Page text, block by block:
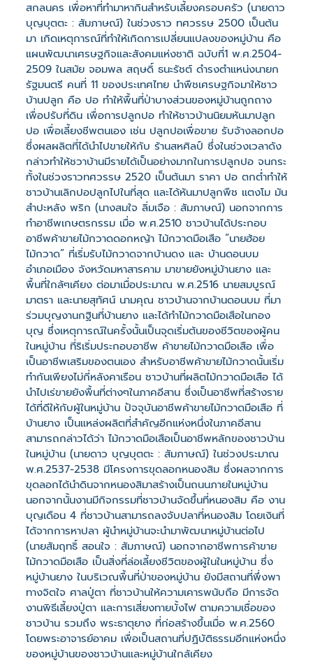
สกลนคร เพื่อหาที่ทำมาหากินสำหรับเลี้ยงครอบครัว (นายดาว
บุญบุตตะ : สัมภาษณ์) ในช่วงราว ทศวรรษ 2500 เป็นต้น
มา เกิดเหตุการณ์ที่ทำให้เกิดการเปลี่ยนแปลงของหมู่บ้าน คือ
แผนพัฒนาเศรษฐกิจและสังคมแห่งชาติ ฉบับที่1 พ.ศ.2504-
2509 ในสมัย จอมพล สฤษดิ์ ธนะรัชต์ ดำรงตำแหน่งนายก
รัฐมนตรี คนที่ 11 ของประเทศไทย นำพืชเศรษฐกิจมาให้ชาว
บ้านปลูก คือ ปอ ทำให้พื้นที่ป่าบางส่วนของหมู่บ้านถูกถาง
เพื่อปรับที่ดิน เพื่อการปลูกปอ ทำให้ชาวบ้านนิยมหันมาปลูก
ปอ เพื่อเลี้ยงชีพตนเอง เช่น ปลูกปอเพื่อขาย รับจ้างลอกปอ
ซึ่งผลผลิตที่ได้นำไปขายให้กับ ร้านสหศิลป์ ซึ่งในช่วงเวลาดัง
กล่าวทำให้ชวาบ้านมีรายได้เป็นอย่างมากในการปลูกปอ จนกระ
ทั้งในช่วงราวทศวรรษ 2520 เป็นต้นมา ราคา ปอ ตกต่ำทำให้
ชาวบ้านเลิกปอปลูกไปในที่สุด และได้หันมาปลูกพืช แตงโม มัน
สำปะหลัง พริก (นางสมใจ ลิ่มเจือ : สัมภาษณ์) นอกจากการ
ทำอาชีพเกษตรกรรม เมื่อ พ.ศ.2510 ชาวบ้านได้ประกอบ
อาชีพค้าขายไม้กวาดดอกหญ้า ไม้กวาดมือเสือ “นายฮ้อย
ไม้กวาด” ที่เริ่มรับไม้กวาดจากบ้านดง และ บ้านดอนบม
อำเภอเมือง จังหวัดมหาสารคาม มาขายยังหมู่บ้านยาง และ
พื้นที่ใกล้ๆเคียง ต่อมาเมื่อประมาณ พ.ศ.2516 นายสมบูรณ์
มาตรา และนายสุทัศน์ นามคุณ ชาวบ้านจากบ้านดอนบม ที่มา
ร่วมบุญงานกฐินที่บ้านยาง และได้ทำไม้กวาดมือเสือในกอง
บุญ ซึ่งเหตุการณ์ในครั้งนั้นเป็นจุดเริ่มต้นของชีวิตของผู้คน
ในหมู่บ้าน ที่ริเริ่มประกอบอาชีพ ค้าขายไม้กวาดมือเสือ เพื่อ
เป็นอาชีพเสริมของตนเอง สำหรับอาชีพค้าขายไม้กวาดนั้นเริ่ม
ทำกันเพียงไม่กี่หลังคาเรือน ชาวบ้านที่ผลิตไม้กวาดมือเสือ ได้
นำไปเร่ขายยังพื้นที่ต่างๆในภาคอีสาน ซึ่งเป็นอาชีพที่สร้างราย
ได้ที่ดีให้กับผู้ในหมู่บ้าน ปัจจุบันอาชีพค้าขายไม้กวาดมือเสือ ที่
บ้านยาง เป็นแหล่งผลิตที่สำคัญอีกแห่งหนึ่งในภาคอีสาน
สามารถกล่าวได้ว่า ไม้กวาดมือเสือเป็นอาชีพหลักของชาวบ้าน
ในหมู่บ้าน (นายดาว บุญบุตตะ : สัมภาษณ์) ในช่วงประมาณ
พ.ศ.2537-2538 มีโครงการขุดลอกหนองสิม ซึ่งผลจากการ
ขุดลอกได้นำดินจากหนองสิมาสร้างเป็นถนนภายในหมู่บ้าน
นอกจากนั้นงานมีกิจกรรมที่ชาวบ้านจัดขึ้นที่หนองสิม คือ งาน
บุญเดือน 4 ที่ชาวบ้านสามารถลงจับปลาที่หนองสิม โดยเงินที่
ได้จากการหาปลา ผู้นำหมู่บ้านจะนำมาพัฒนาหมู่บ้านต่อไป
(นายสัมฤทธิ์ สอนใจ : สัมภาษณ์) นอกจากอาชีพการค้าขาย
ไม้กวาดมือเสือ เป็นสิ่งที่ล่อเลี้ยงชีวิตของผู้ในในหมู่บ้าน ซึ่ง
หมู่บ้านยาง ในบริเวณพื้นที่ป่าของหมู่บ้าน ยังมีสถานที่พึ่งพา
ทางจิตใจ ศาลปู่ตา ที่ชาวบ้านให้ความเคารพนับถือ มีการจัด
งานพิธีเลี้ยงปู่ตา และการเสี่ยงทายบั้งไฟ ตามความเชื่อของ
ชาวบ้าน รวมถึง พระธาตุยาง ที่ก่อสร้างขึ้นเมื่อ พ.ศ.2560
โดยพระอาจารย์อาคม เพื่อเป็นสถานที่ปฏิบัติธรรมอีกแห่งหนึ่ง
ของหมู่บ้านของชาวบ้านและหมู่บ้านใกล้เคียง